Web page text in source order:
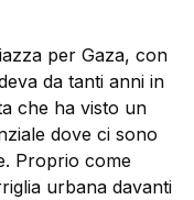
per Gaza, con
da tanti anni in
che ha visto un
dove ci sono
Proprio come
urbana davanti